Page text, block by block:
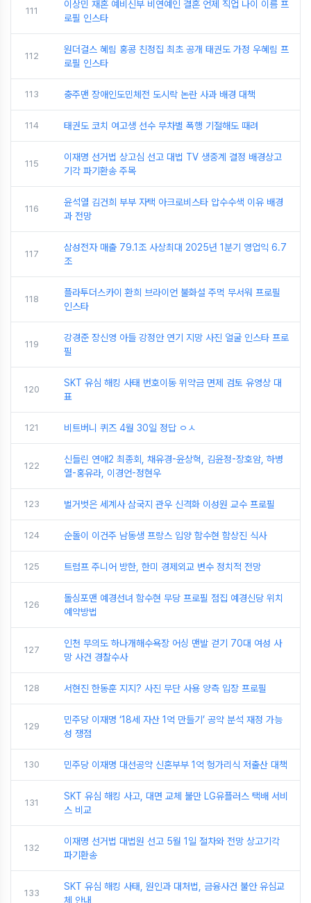
111
이상민 재혼 예비신부 비연예인 결혼 언제 직업 나이 이름 프
로필 인스타
112
원더걸스 혜림 홍콩 친정집 최초 공개 태권도 가정 우혜림 프
로필 인스타
113 충주맨 장애인도민체전 도시락 논란 사과 배경 대책
114 태권도 코치 여고생 선수 무차별 폭행 기절해도 때려
115
이재명 선거법 상고심 선고 대법 TV 생중계 결정 배경상고
기각 파기환송 주목
116
윤석열 김건희 부부 자택 아크로비스타 압수수색 이유 배경
과 전망
117
삼성전자 매출 79.1조 사상최대 2025년 1분기 영업익 6.7
조
118
플라투더스카이 환희 브라이언 불화설 주먹 무서워 프로필
인스타
119
강경준 장신영 아들 강정안 연기 지망 사진 얼굴 인스타 프로
필
120
SKT 유심 해킹 사태 번호이동 위약금 면제 검토 유영상 대
표
121 비트버니 퀴즈 4월 30일 정답 ㅇㅅ
122
신들린 연애2 최종회, 채유경-윤상혁, 김윤정-장호암, 하병
열-홍유라, 이경언-정현우
123 벌거벗은 세계사 삼국지 관우 신격화 이성원 교수 프로필
124 순돌이 이건주 남동생 프랑스 입양 함수현 함상진 식사
125 트럼프 주니어 방한, 한미 경제외교 변수 정치적 전망
126
돌싱포맨 예경선녀 함수현 무당 프로필 점집 예경신당 위치
예약방법
127
인천 무의도 하나개해수욕장 어싱 맨발 걷기 70대 여성 사
망 사건 경찰수사
128 서현진 한동훈 지지? 사진 무단 사용 양측 입장 프로필
129
민주당 이재명 ‘18세 자산 1억 만들기’ 공약 분석 재정 가능
성 쟁점
130 민주당 이재명 대선공약 신혼부부 1억 헝가리식 저출산 대책
131
SKT 유심 해킹 사고, 대면 교체 불만 LG유플러스 택배 서비
스 비교
132
이재명 선거법 대법원 선고 5월 1일 절차와 전망 상고기각
파기환송
133
SKT 유심 해킹 사태, 원인과 대처법, 금융사건 불안 유심교
체 안내